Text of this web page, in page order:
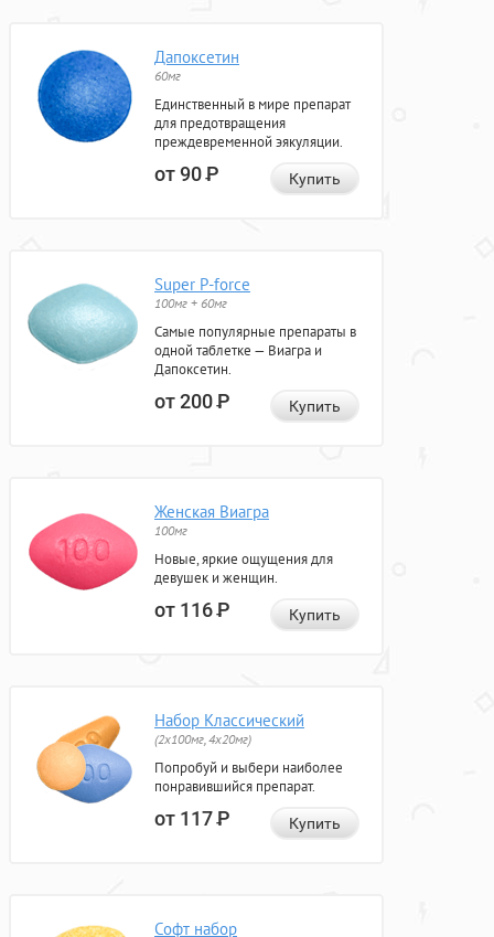
Дапоксетин
60мг
Единственный в мире препарат
для предотвращения
преждевременной эякуляции.
от 90Р Купить
Super P-force
100мг + 60мг
Самые популярные препараты в
одной таблетке — Виагра и
Дапоксетин.
от 200Р Купить
Женская Виагра
100мг
Новые, яркие ощущения для
девушек и женщин.
от 116Р Купить
Набор Классический
(2x100мг, 4x20мг)
Попробуй и выбери наиболее
понравившийся препарат.
от 117Р Купить
Софт набор